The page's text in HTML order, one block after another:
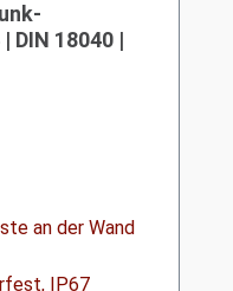
DIN 18040 |
an der Wand
IP67